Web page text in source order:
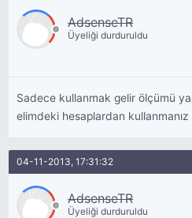
AdsenseTR
Üyeliği durduruldu
Sadece kullanmak gelir ölçümü
elimdeki hesaplardan
04-11-2013, 17:31:32
AdsenseTR
Üyeliği durduruldu